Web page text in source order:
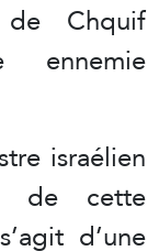
Chquif
ennemie
israélien
de cette
d’une